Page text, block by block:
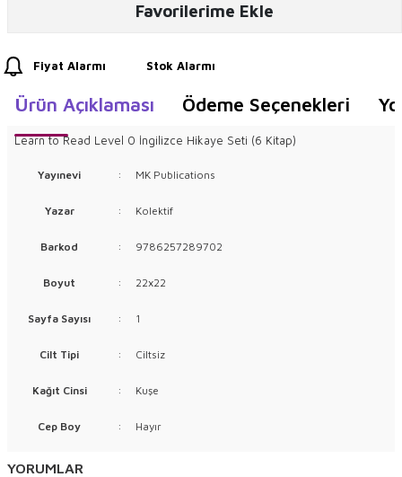
Favorilerime Ekle
Fiyat Alarmı Stok Alarmı
Ürün Açıklaması Ödeme Seçenekleri
Learn to Read Level 0 İngilizce Hikaye Seti (6 Kitap)
Yayınevi : MK Publications
Yazar : Kolektif
Barkod : 9786257289702
Boyut : 22x22
Sayfa Sayısı : 1
Cilt Tipi : Ciltsiz
Kağıt Cinsi : Kuşe
Cep Boy : Hayır
YORUMLAR